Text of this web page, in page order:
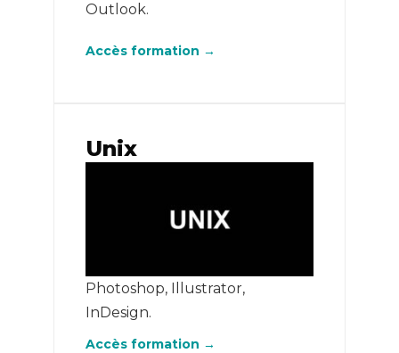
Outlook.
Accès formation →
Unix
Photoshop, Illustrator,
InDesign.
Accès formation →